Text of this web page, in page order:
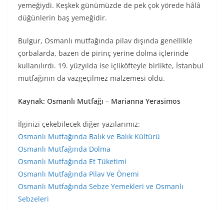
yemeğiydi. Keşkek günümüzde de pek çok yörede hâlâ
düğünlerin baş yemeğidir.
Bulgur, Osmanlı mutfağında pilav dışında genellikle
çorbalarda, bazen de pirinç yerine dolma içlerinde
kullanılırdı. 19. yüzyılda ise içliköfteyle birlikte, İstanbul
mutfağının da vazgeçilmez malzemesi oldu.
Kaynak: Osmanlı Mutfağı – Marianna Yerasimos
İlginizi çekebilecek diğer yazılarımız:
Osmanlı Mutfağında Balık ve Balık Kültürü
Osmanlı Mutfağında Dolma
Osmanlı Mutfağında Et Tüketimi
Osmanlı Mutfağında Pilav Ve Önemi
Osmanlı Mutfağında Sebze Yemekleri ve Osmanlı
Sebzeleri